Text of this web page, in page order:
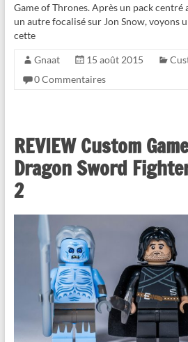
Game of Thrones. Après un pack centré
un autre focalisé sur Jon Snow, voyons
cette
Gnaat 15 août 2015
0 Commentaires
REVIEW Custom
Dragon Sword
2